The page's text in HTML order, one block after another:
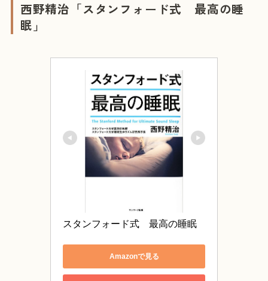
西野精治「スタンフォード式 最高の睡
眠」
スタンフォード式　最高の睡眠
Amazonで見る